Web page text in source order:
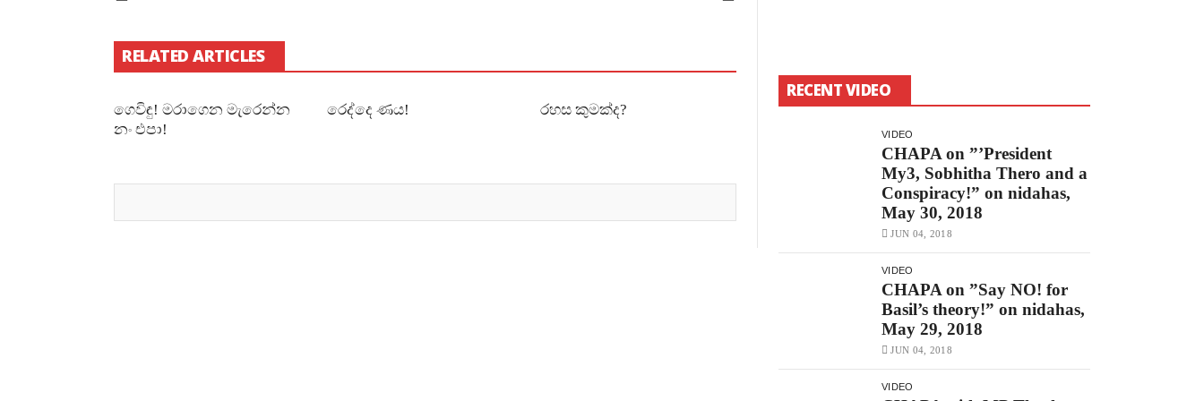
RELATED ARTICLES
ගෙවිඳු! මරාගෙන මැරෙන්න
නං එපා!
රෙද්දෙ ණය! රහස කුමක්ද?
RECENT VIDEO
VIDEO
CHAPA on ”’President
My3, Sobhitha Thero and a
Conspiracy!” on nidahas,
May 30, 2018
JUN 04, 2018
VIDEO
CHAPA on ”Say NO! for
Basil’s theory!” on nidahas,
May 29, 2018
JUN 04, 2018
VIDEO